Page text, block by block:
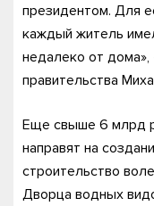
президентом. Для
каждый житель
недалеко от
правительства
Еще свыше 6 млрд
направят на
строительство
Дворца водных